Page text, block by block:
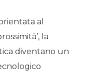
al
la
diventano un